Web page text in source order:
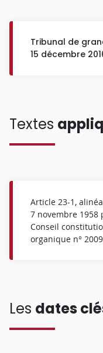
Tribunal de
15 décembre
Textes
Article 23-1,
7 novembre
Conseil
organique n°
Les dates